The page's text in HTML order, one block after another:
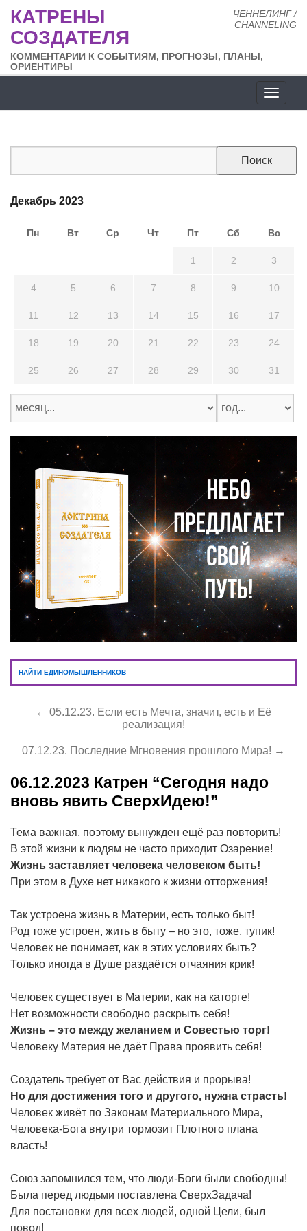
ЧЕННЕЛИНГ /
CHANNELING
КАТРЕНЫ
СОЗДАТЕЛЯ
КОММЕНТАРИИ К СОБЫТИЯМ, ПРОГНОЗЫ, ПЛАНЫ,
ОРИЕНТИРЫ
сайта
Декабрь 2023
Пн Вт Ср Чт Пт Сб Вс
1 2 3
4 5 6 7 8 9 10
11 12 13 14 15 16 17
18 19 20 21 22 23 24
25 26 27 28 29 30 31
НАЙТИ ЕДИНОМЫШЛЕННИКОВ
← 05.12.23. Если есть Мечта, значит, есть и Её
реализация!
07.12.23. Последние Мгновения прошлого Мира! →
06.12.2023 Катрен “Сегодня надо
вновь явить СверхИдею!”
Тема важная, поэтому вынужден ещё раз повторить!
В этой жизни к людям не часто приходит Озарение!
Жизнь заставляет человека человеком быть!
При этом в Духе нет никакого к жизни отторжения!
Так устроена жизнь в Материи, есть только быт!
Род тоже устроен, жить в быту – но это, тоже, тупик!
Человек не понимает, как в этих условиях быть?
Только иногда в Душе раздаётся отчаяния крик!
Человек существует в Материи, как на каторге!
Нет возможности свободно раскрыть себя!
Жизнь – это между желанием и Совестью торг!
Человеку Материя не даёт Права проявить себя!
Создатель требует от Вас действия и прорыва!
Но для достижения того и другого, нужна страсть!
Человек живёт по Законам Материального Мира,
Человека-Бога внутри тормозит Плотного плана
власть!
Союз запомнился тем, что люди-Боги были свободны!
Была перед людьми поставлена СверхЗадача!
Для постановки для всех людей, одной Цели, был
повод!